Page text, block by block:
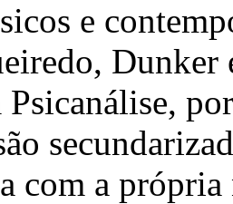
e
Dunker
Psicanálise,
com a